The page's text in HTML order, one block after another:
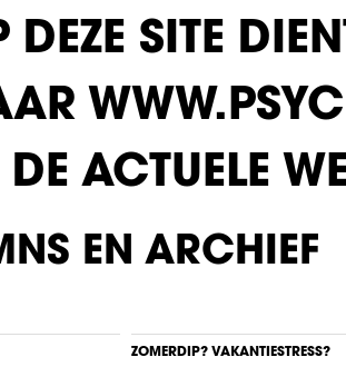
DEZE SITE
ACTUELE
EN ARCHIEF
ZOMERDIP? VAKANTIESTRESS?